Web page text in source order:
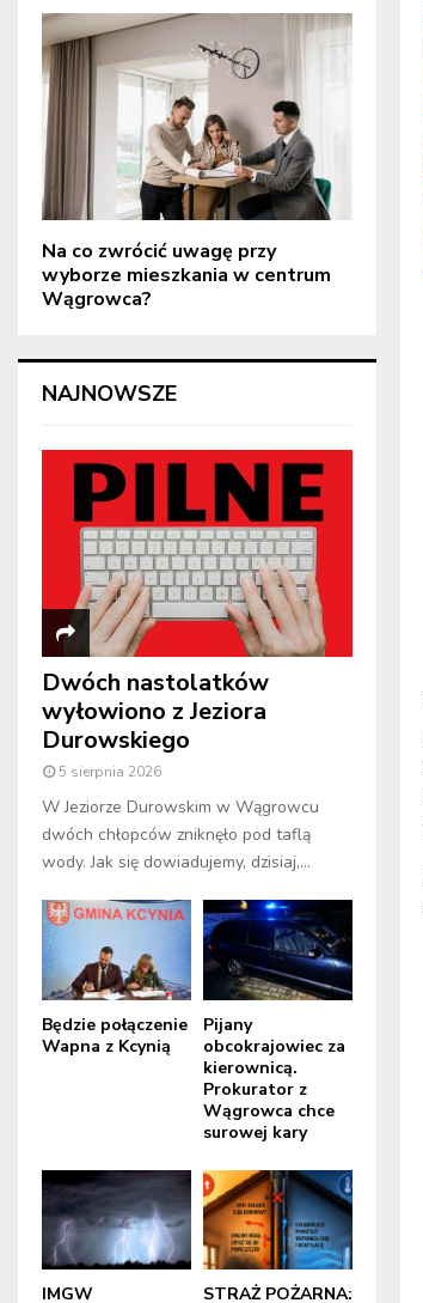
Na co zwrócić uwagę przy
wyborze mieszkania w centrum
Wągrowca?
NAJNOWSZE
Dwóch nastolatków
wyłowiono z Jeziora
Durowskiego
5 sierpnia 2026
W Jeziorze Durowskim w Wągrowcu
dwóch chłopców zniknęło pod taflą
wody. Jak się dowiadujemy, dzisiaj,...
Będzie połączenie
Wapna z Kcynią
Pijany
obcokrajowiec za
kierownicą.
Prokurator z
Wągrowca chce
surowej kary
IMGW
STRAŻ POŻARNA: